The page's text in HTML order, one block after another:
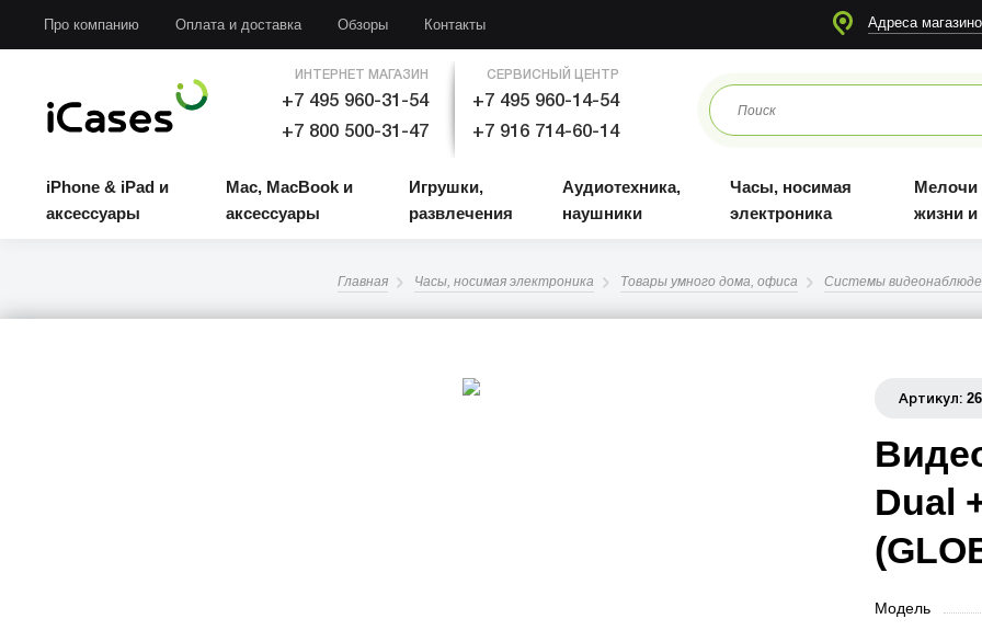
Про компанию Оплата и доставка Обзоры Контакты Адреса
ИНТЕРНЕТ МАГАЗИН
+7 495 960-31-54
+7 800 500-31-47
СЕРВИСНЫЙ ЦЕНТР
+7 495 960-14-54
+7 916 714-60-14
iPhone & iPad и
аксессуары
Mac, MacBook и
аксессуары
Игрушки,
развлечения
Аудиотехника,
наушники
Часы, носимая
электроника
Мелочи
жизни
Главная Часы, носимая электроника Товары умного дома, офиса Системы
Артикул:
Dual
Модель